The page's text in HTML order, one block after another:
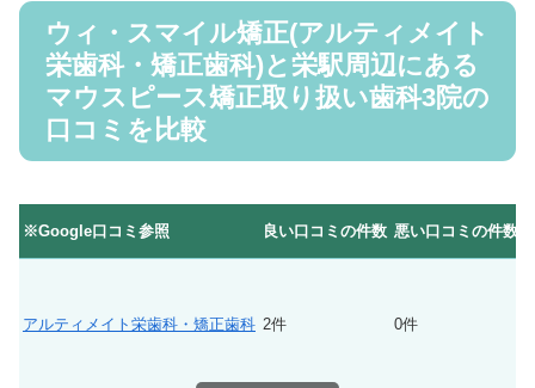
ウィ・スマイル矯正(アルティメイト
栄歯科・矯正歯科)と栄駅周辺にある
マウスピース矯正取り扱い歯科3院の
口コミを比較
※Google口コミ参照 良い口コミの件数 悪い口コミの件数
アルティメイト栄歯科・矯正歯科 2件 0件